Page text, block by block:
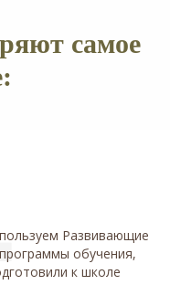
самое
Развивающие
обучения,
к школе